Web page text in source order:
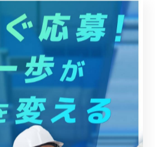
な業者は作業内容が不十分な
用を請求されるケースもありま
った場合、保健所からの指導や
、信頼できる業者選びが店舗
。
と安全対策について
安全に行うためには、専用の清